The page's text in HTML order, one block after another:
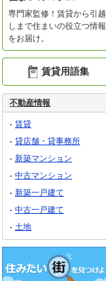
専門家監修！賃貸から引越
しまで住まいの役立つ情報
をお届け。
賃貸用語集
不動産情報
賃貸
貸店舗・貸事務所
新築マンション
中古マンション
新築一戸建て
中古一戸建て
土地